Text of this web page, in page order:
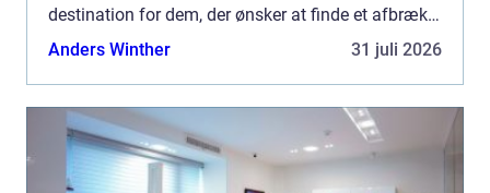
destination for dem, der ønsker at finde et afbræk
fra byens stress, e...
Anders Winther 31 juli 2026